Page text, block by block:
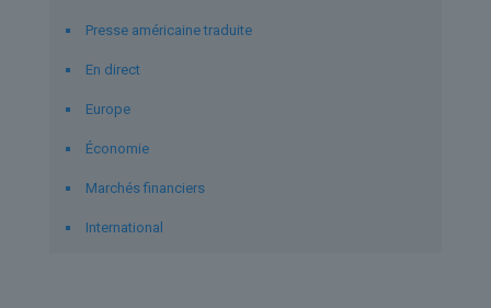
Presse américaine traduite
En direct
Europe
Économie
Marchés financiers
International